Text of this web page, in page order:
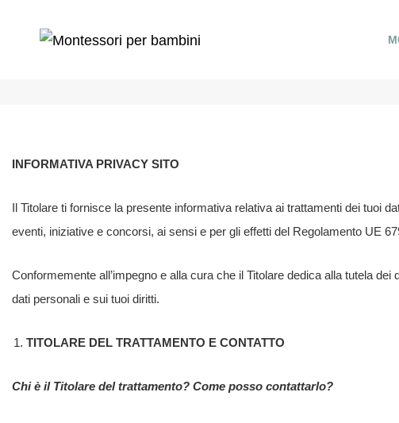
Informativa
INFORMATIVA PRIVACY SITO
Il Titolare ti fornisce la presente informativa relativa ai trattamenti dei tuoi
eventi, iniziative e concorsi, ai sensi e per gli effetti del Regolamento UE
Conformemente all’impegno e alla cura che il Titolare dedica alla tutela
dati personali e sui tuoi diritti.
TITOLARE DEL TRATTAMENTO E CONTATTO
Chi è il Titolare del trattamento? Come posso contattarlo?